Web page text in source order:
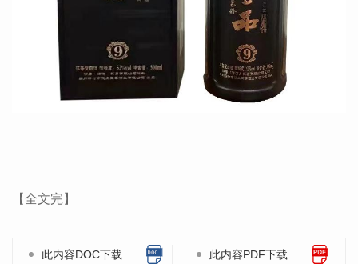
【全文完】
此内容DOC下载 此内容PDF下载